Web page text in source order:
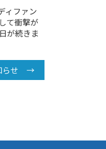
ィファン
て衝撃が
が続きま
らせ →